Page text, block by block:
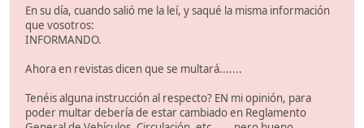
En su día, cuando salió me la leí, y saqué la misma información
que vosotros:
INFORMANDO.
Ahora en revistas dicen que se multará.......
Tenéis alguna instrucción al respecto? EN mi opinión, para
poder multar debería de estar cambiado en Reglamento